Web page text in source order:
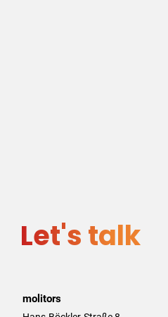
Let's talk
molitors